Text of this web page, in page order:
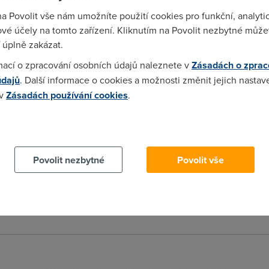
to sem se neptal a neřeší to můj problém :-/
NEXTRA FUN je řešením pro náročnější uživatele, kteří
a jede to pořád kolem 1mb (už mě 10 dnů upgraduji :-((()
sice nějaký priority (jsem si jich ani nevšim, ale někteří
protže asi nebudeš nějaký EXTRA sosal
Povolit vše nám umožníte použití cookies pro funkční,
účely na tomto zařízení. Kliknutím na Povolit nezbytné
zakázat.
o zpracování osobních údajů naleznete vZásadách o
. Další informace o cookies a možnosti změnit jejich
Zásadách používání cookies.
Povolit nezbytné
Povolit vše